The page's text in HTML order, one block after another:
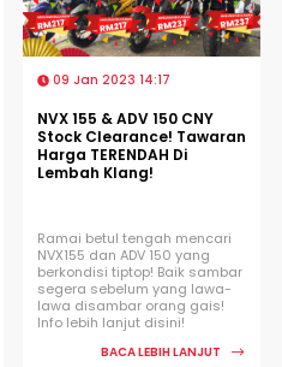
09 Jan 2023 14:17
NVX 155 & ADV 150 CNY
Stock Clearance! Tawaran
Harga TERENDAH Di
Lembah Klang!
Ramai betul tengah mencari
NVX155 dan ADV 150 yang
berkondisi tiptop! Baik sambar
segera sebelum yang lawa-
lawa disambar orang gais!
Info lebih lanjut disini!
BACA LEBIH LANJUT